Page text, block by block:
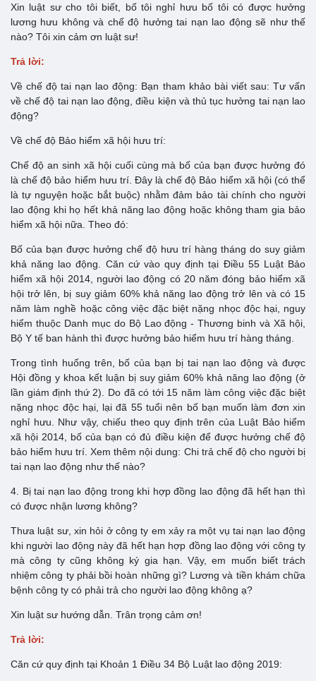
Xin luật sư cho tôi biết, bố tôi nghỉ hưu bố tôi có được hưởng
lương hưu không và chế độ hưởng tai nạn lao động sẽ như thế
nào? Tôi xin cảm ơn luật sư!
Trả lời:
Về chế độ tai nạn lao động: Bạn tham khảo bài viết sau: Tư vấn
về chế độ tai nạn lao động, điều kiện và thủ tục hưởng tai nạn lao
động?
Về chế độ Bảo hiểm xã hội hưu trí:
Chế độ an sinh xã hội cuối cùng mà bố của bạn được hưởng đó
là chế độ bảo hiểm hưu trí. Đây là chế độ Bảo hiểm xã hội (có thể
là tự nguyện hoặc bắt buộc) nhằm đảm bảo tài chính cho người
lao động khi họ hết khả năng lao động hoặc không tham gia bảo
hiểm xã hội nữa. Theo đó:
Bố của bạn được hưởng chế độ hưu trí hàng tháng do suy giảm
khả năng lao động. Căn cứ vào quy định tại Điều 55 Luật Bảo
hiểm xã hội 2014, người lao động có 20 năm đóng bảo hiểm xã
hội trở lên, bị suy giảm 60% khả năng lao động trở lên và có 15
năm làm nghề hoặc công việc đặc biệt nặng nhọc độc hại, nguy
hiểm thuộc Danh mục do Bộ Lao động - Thương binh và Xã hội,
Bộ Y tế ban hành thì được hưởng bảo hiểm hưu trí hàng tháng.
Trong tình huống trên, bố của bạn bị tai nạn lao động và được
Hội đồng y khoa kết luận bị suy giảm 60% khả năng lao động (ở
lần giám định thứ 2). Do đã có tới 15 năm làm công việc đặc biệt
nặng nhọc độc hại, lại đã 55 tuổi nên bố bạn muốn làm đơn xin
nghỉ hưu. Như vậy, chiếu theo quy định trên của Luật Bảo hiểm
xã hội 2014, bố của bạn có đủ điều kiện để được hưởng chế độ
bảo hiểm hưu trí. Xem thêm nội dung: Chi trả chế độ cho người bị
tai nạn lao động như thế nào?
4. Bị tai nạn lao động trong khi hợp đồng lao động đã hết hạn thì
có được nhận lương không?
Thưa luật sư, xin hỏi ở công ty em xảy ra một vụ tai nạn lao động
khi người lao động này đã hết hạn hợp đồng lao động với công ty
mà công ty cũng không ký gia hạn. Vậy, em muốn biết trách
nhiệm công ty phải bồi hoàn những gì? Lương và tiền khám chữa
bệnh công ty có phải trả cho người lao động không ạ?
Xin luật sư hướng dẫn. Trân trọng cảm ơn!
Trả lời:
Căn cứ quy định tại Khoản 1 Điều 34 Bộ Luật lao động 2019: